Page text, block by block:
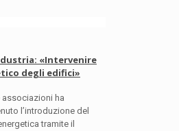
«Intervenire
degli edifici»
associazioni ha
l’introduzione del
tramite il